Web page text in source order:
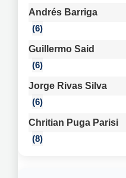
Andrés Barriga
6
Guillermo Said
6
Jorge Rivas Silva
6
Chritian Puga Parisi
8